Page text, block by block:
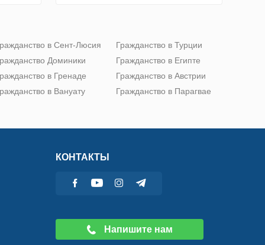
в Сент-Люсия
Доминики
в Гренаде
в Вануату
Гражданство в Турции
Гражданство в Египте
Гражданство в Австрии
Гражданство в Парагвае
КОНТАКТЫ
Напишите нам